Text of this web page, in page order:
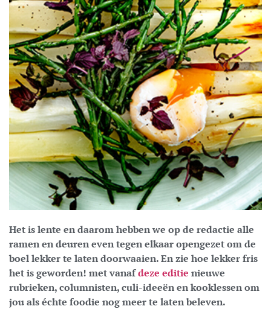
Het is lente en daarom hebben we op de redactie alle
ramen en deuren even tegen elkaar opengezet om de
boel lekker te laten doorwaaien. En zie hoe lekker fris
het is geworden! met vanafdeze editie nieuwe
rubrieken, columnisten, culi-ideeën en kooklessen om
jou als échte foodie nog meer te laten beleven.